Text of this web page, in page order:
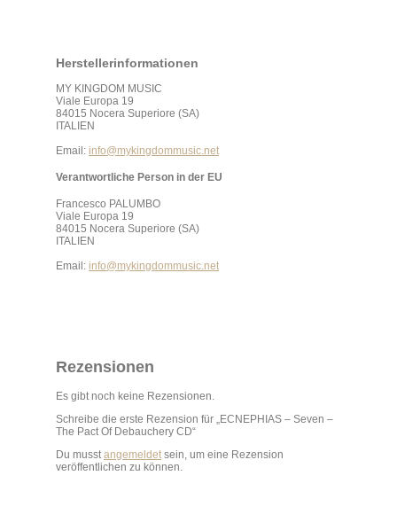
Herstellerinformationen
MY KINGDOM MUSIC
Viale Europa 19
84015 Nocera Superiore (SA)
ITALIEN
Email: info@mykingdommusic.net
Verantwortliche Person in der EU
Francesco PALUMBO
Viale Europa 19
84015 Nocera Superiore (SA)
ITALIEN
Email: info@mykingdommusic.net
Rezensionen
Es gibt noch keine Rezensionen.
Schreibe die erste Rezension für „ECNEPHIAS – Seven –
The Pact Of Debauchery CD“
Du musstangemeldetsein, um eine Rezension
veröffentlichen zu können.